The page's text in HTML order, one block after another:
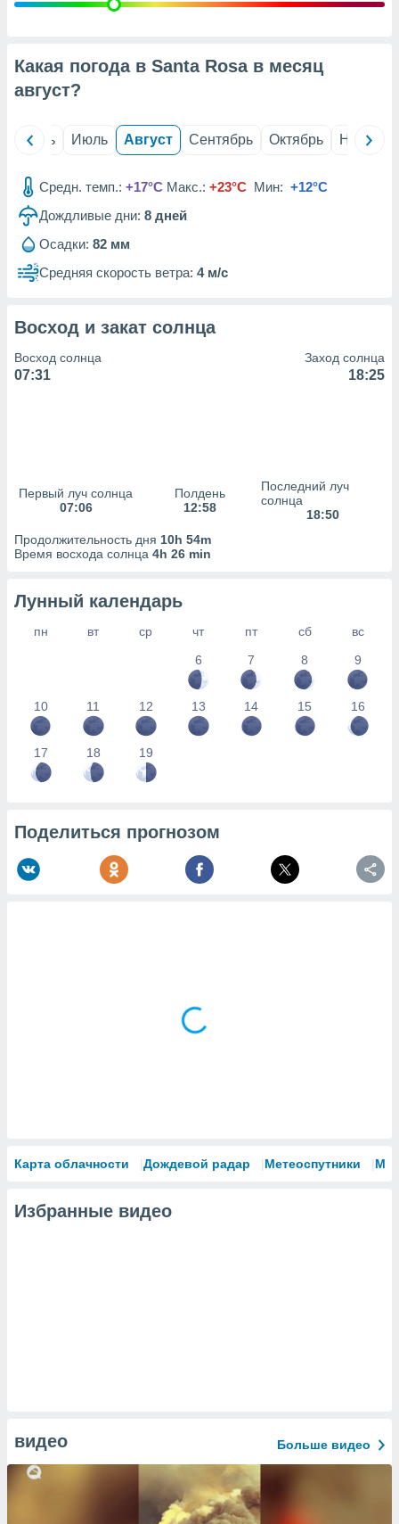
данных
рекламы
сведения
Какая погода в Santa Rosa в месяц
август?
Июнь Июль Август Сентябрь Октябрь Ноябрь
Средн. темп.: +17°C Макс.: +23°C Мин: +12°C
Дождливые дни: 8 дней
Осадки: 82 мм
Средняя скорость ветра: 4 м/с
Восход и закат солнца
Восход солнца
07:31
Заход солнца
18:25
Первый луч солнца
07:06
Полдень
12:58
Последний луч
солнца
18:50
Продолжительность дня 10h 54m
Время восхода солнца 4h 26 min
Лунный календарь
пн вт ср чт пт сб
вс
6
7 8 9
10 11 12 13 14 15 16
17 18 19
Поделиться прогнозом
Карта облачности Дождевой радар Метеоспутники
Избранные видео
видео Больше видео